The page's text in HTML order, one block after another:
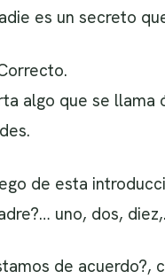
es un secreto
algo que se
de esta
uno, dos,
de